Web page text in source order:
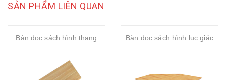
SẢN PHẨM LIÊN QUAN
Bàn đọc sách hình thang Bàn đọc sách hình lục giác